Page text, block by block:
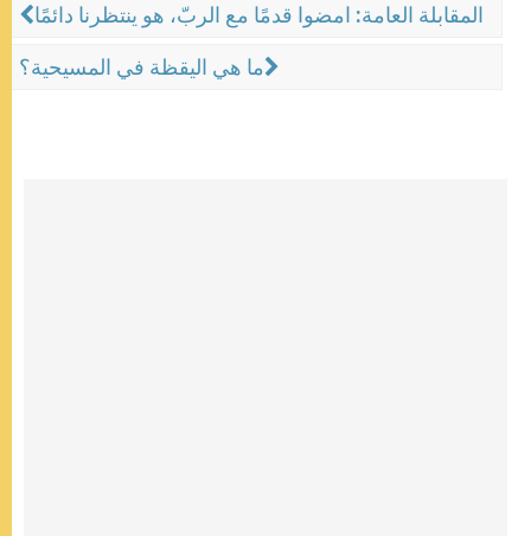
المقابلة العامة: امضوا قدمًا مع الربّ، هو ينتظرنا دائمًا
ما هي اليقظة في المسيحية؟